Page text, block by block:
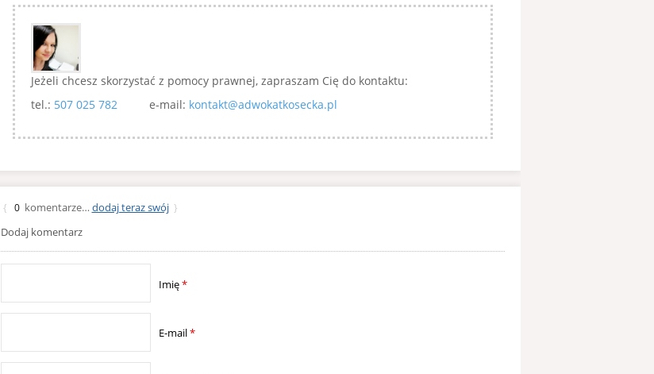
Jeżeli chcesz skorzystać z pomocy prawnej, zapraszam Cię do kontaktu:
tel.: 507 025 782 e-mail: kontakt@adwokatkosecka.pl
{ 0 komentarze… dodaj teraz swój }
Dodaj komentarz
Imię*
E-mail*